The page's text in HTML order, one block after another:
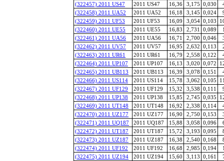
(322457) 2011 US47
2011 US47 16,36 3,175 0,030
(322458) 2011 UA52
2011 UA52 16,18 3,145 0,024
(322459) 2011 UF53
2011 UF53 16,09 3,054 0,103
(322460) 2011 UE55
2011 UE55 16,83 2,731 0,089
(322461) 2011 UA56
2011 UA56 16,71 2,700 0,046
(322462) 2011 UV57
2011 UV57 16,95 2,632 0,113
(322463) 2011 UR61
2011 UR61 16,79 2,558 0,122
(322464) 2011 UP107
2011 UP107 16,13 3,020 0,072
(322465) 2011 UB113
2011 UB113 16,39 3,078 0,151
(322466) 2011 US114
2011 US114 15,78 3,062 0,105
(322467) 2011 UF129
2011 UF129 15,32 3,538 0,111
(322468) 2011 UP138
2011 UP138 15,85 2,745 0,035
(322469) 2011 UT148
2011 UT148 16,92 2,338 0,114
(322470) 2011 UZ177
2011 UZ177 16,90 2,750 0,153
(322471) 2011 UQ187
2011 UQ187 15,88 3,058 0,096
(322472) 2011 UT187
2011 UT187 15,72 3,193 0,095
(322473) 2011 UZ187
2011 UZ187 16,38 2,540 0,168
(322474) 2011 UF192
2011 UF192 16,68 2,985 0,194
(322475) 2011 UZ194
2011 UZ194 15,60 3,113 0,161